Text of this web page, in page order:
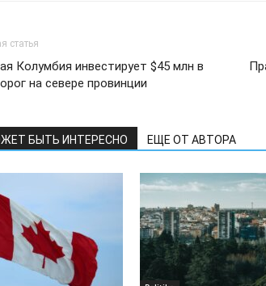
статья
Колумбия инвестирует $45 млн в
на севере провинции
БЫТЬ ИНТЕРЕСНО ЕЩЕ ОТ АВТОРА